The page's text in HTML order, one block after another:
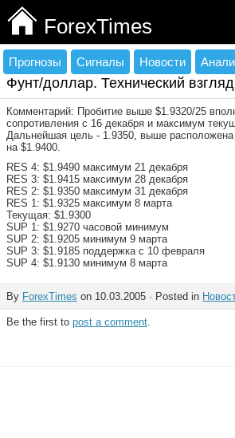
ForexTimes
Прогнозы Сигналы Новости
Фунт/доллар. Технический взгляд
Комментарий: Пробитие выше $1.9320/25
сопротивления с 16 декабря и максимум
Дальнейшая цель - 1.9350, выше
на $1.9400.
RES 4: $1.9490 максимум 21 декабря
RES 3: $1.9415 максимум 28 декабря
RES 2: $1.9350 максимум 31 декабря
RES 1: $1.9325 максимум 8 марта
Текущая: $1.9300
SUP 1: $1.9270 часовой минимум
SUP 2: $1.9205 минимум 9 марта
SUP 3: $1.9185 поддержка с 10 февраля
SUP 4: $1.9130 минимум 8 марта
By ForexTimes on 10.03.2005 · Posted in
Be the first to post a comment.